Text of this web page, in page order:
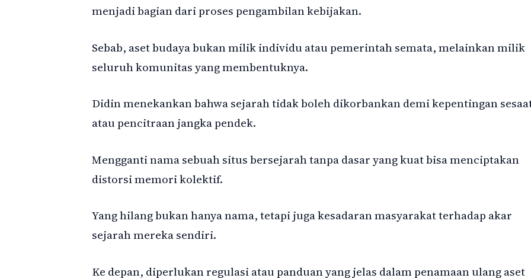
menjadi bagian dari proses pengambilan kebijakan.
Sebab, aset budaya bukan milik individu atau pemerintah semata, melainkan milik
seluruh komunitas yang membentuknya.
Didin menekankan bahwa sejarah tidak boleh dikorbankan demi kepentingan
atau pencitraan jangka pendek.
Mengganti nama sebuah situs bersejarah tanpa dasar yang kuat bisa menciptakan
distorsi memori kolektif.
Yang hilang bukan hanya nama, tetapi juga kesadaran masyarakat terhadap akar
sejarah mereka sendiri.
Ke depan, diperlukan regulasi atau panduan yang jelas dalam penamaan ulang aset